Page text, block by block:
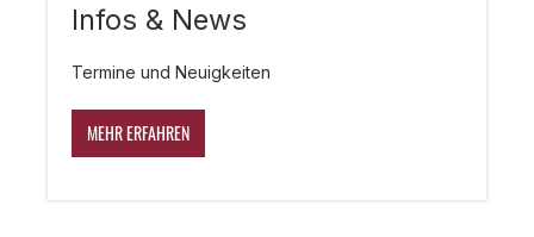
Infos & News
Termine und Neuigkeiten
MEHR ERFAHREN